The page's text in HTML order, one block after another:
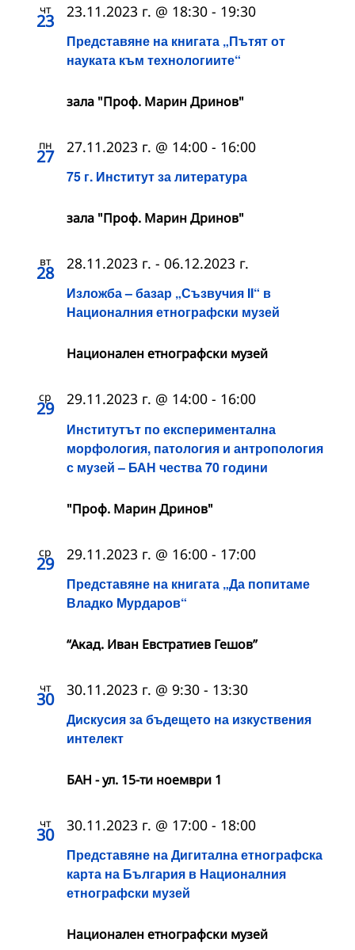
чт
23
Представяне на книгата „Пътят от
науката към технологиите“
23.11.2023 г. @ 18:30 - 19:30
зала "Проф. Марин Дринов"
пн
27
75 г. Институт за литература
27.11.2023 г. @ 14:00 - 16:00
зала "Проф. Марин Дринов"
вт
28
Изложба – базар „Съзвучия II“ в
Националния етнографски музей
28.11.2023 г. - 06.12.2023 г.
Националeн етнографски музей
ср
29
Институтът по експериментална
морфология, патология и антропология
с музей – БАН чества 70 години
29.11.2023 г. @ 14:00 - 16:00
"Проф. Марин Дринов"
ср
29
Представяне на книгата „Да попитаме
Владко Мурдаров“
29.11.2023 г. @ 16:00 - 17:00
“Акад. Иван Евстратиев Гешов”
чт
30
Дискусия за бъдещето на изкуствения
интелект
30.11.2023 г. @ 9:30 - 13:30
БАН - ул. 15-ти ноември 1
чт
30
Представяне на Дигитална етнографска
карта на България в Националния
етнографски музей
30.11.2023 г. @ 17:00 - 18:00
Националeн етнографски музей